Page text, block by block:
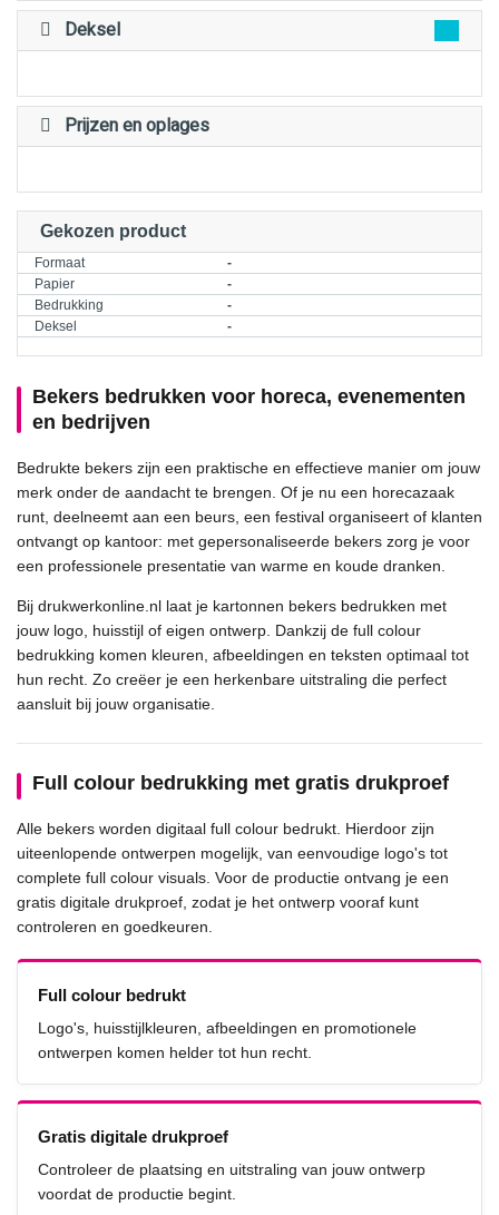
Deksel
Prijzen en oplages
Gekozen product
Formaat
-
Papier
-
Bedrukking
-
Deksel
-
Bekers bedrukken voor horeca, evenementen
en bedrijven
Bedrukte bekers zijn een praktische en effectieve manier om jouw
merk onder de aandacht te brengen. Of je nu een horecazaak
runt, deelneemt aan een beurs, een festival organiseert of klanten
ontvangt op kantoor: met gepersonaliseerde bekers zorg je voor
een professionele presentatie van warme en koude dranken.
Bij drukwerkonline.nl laat je kartonnen bekers bedrukken met
jouw logo, huisstijl of eigen ontwerp. Dankzij de full colour
bedrukking komen kleuren, afbeeldingen en teksten optimaal tot
hun recht. Zo creëer je een herkenbare uitstraling die perfect
aansluit bij jouw organisatie.
Full colour bedrukking met gratis drukproef
Alle bekers worden digitaal full colour bedrukt. Hierdoor zijn
uiteenlopende ontwerpen mogelijk, van eenvoudige logo's tot
complete full colour visuals. Voor de productie ontvang je een
gratis digitale drukproef, zodat je het ontwerp vooraf kunt
controleren en goedkeuren.
Full colour bedrukt
Logo's, huisstijlkleuren, afbeeldingen en promotionele
ontwerpen komen helder tot hun recht.
Gratis digitale drukproef
Controleer de plaatsing en uitstraling van jouw ontwerp
voordat de productie begint.